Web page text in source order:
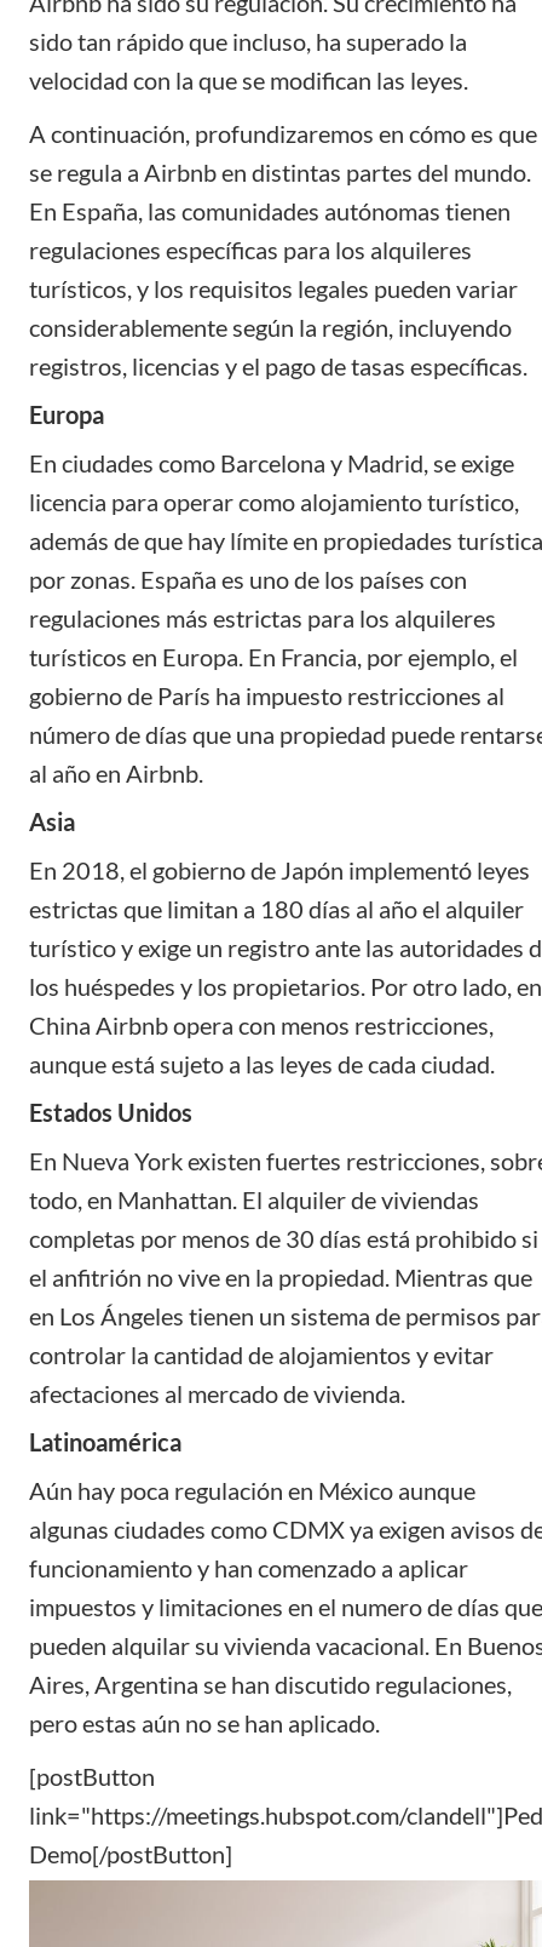
sido tan rápido que incluso, ha superado la
velocidad con la que se modifican las leyes.
A continuación, profundizaremos en cómo es que
se regula a Airbnb en distintas partes del mundo.
En España, las comunidades autónomas tienen
regulaciones específicas para los alquileres
turísticos, y los requisitos legales pueden variar
considerablemente según la región, incluyendo
registros, licencias y el pago de tasas específicas.
Europa
En ciudades como Barcelona y Madrid, se exige
licencia para operar como alojamiento turístico,
además de que hay límite en propiedades
por zonas. España es uno de los países con
regulaciones más estrictas para los alquileres
turísticos en Europa. En Francia, por ejemplo, el
gobierno de París ha impuesto restricciones al
número de días que una propiedad puede
al año en Airbnb.
Asia
En 2018, el gobierno de Japón implementó leyes
estrictas que limitan a 180 días al año el alquiler
turístico y exige un registro ante las autoridades
los huéspedes y los propietarios. Por otro lado, en
China Airbnb opera con menos restricciones,
aunque está sujeto a las leyes de cada ciudad.
Estados Unidos
En Nueva York existen fuertes restricciones,
todo, en Manhattan. El alquiler de viviendas
completas por menos de 30 días está prohibido si
el anfitrión no vive en la propiedad. Mientras que
en Los Ángeles tienen un sistema de permisos
controlar la cantidad de alojamientos y evitar
afectaciones al mercado de vivienda.
Latinoamérica
Aún hay poca regulación en México aunque
algunas ciudades como CDMX ya exigen avisos
funcionamiento y han comenzado a aplicar
impuestos y limitaciones en el numero de días que
pueden alquilar su vivienda vacacional. En
Aires, Argentina se han discutido regulaciones,
pero estas aún no se han aplicado.
[postButton
link="https://meetings.hubspot.com/
Demo[/postButton]